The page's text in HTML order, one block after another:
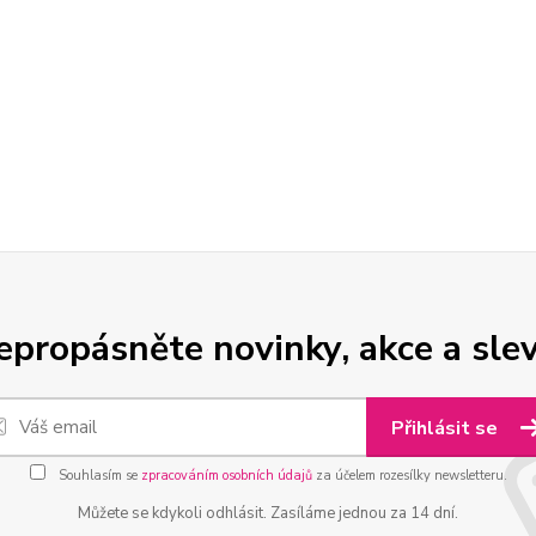
novinky, akce a
Přihlásit se
Souhlasím se zpracováním osobních údajůza účelem rozesílky newsletteru.
Můžete se kdykoli odhlásit. Zasíláme jednou za 14 dní.